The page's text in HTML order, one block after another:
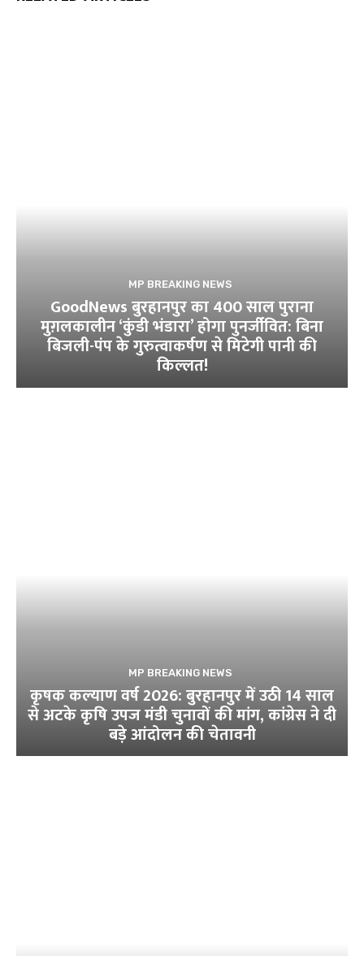
MP BREAKING NEWS
GoodNews बुरहानपुर का 400 साल पुराना
मुग़लकालीन ‘कुंडी भंडारा’ होगा पुनर्जीवित: बिना
बिजली-पंप के गुरुत्वाकर्षण से मिटेगी पानी की
किल्लत!
MP BREAKING NEWS
कृषक कल्याण वर्ष 2026: बुरहानपुर में उठी 14 साल
से अटके कृषि उपज मंडी चुनावों की मांग, कांग्रेस ने दी
बड़े आंदोलन की चेतावनी